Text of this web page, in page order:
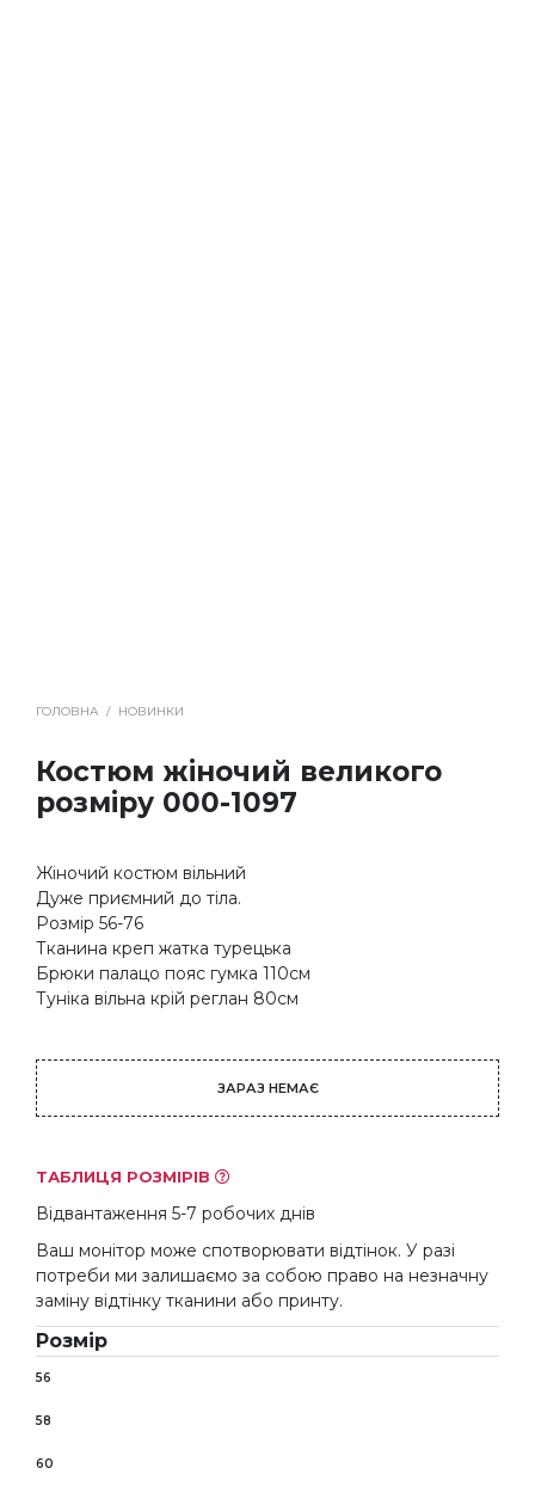
ГОЛОВНА / НОВИНКИ
Костюм жіночий великого
розміру 000-1097
Жіночий костюм вільний
Дуже приємний до тіла.
Розмір 56-76
Тканина креп жатка турецька
Брюки палацо пояс гумка 110см
Туніка вільна крій реглан 80см
ЗАРАЗ НЕМАЄ
ТАБЛИЦЯ РОЗМІРІВ
Відвантаження 5-7 робочих днів
Ваш монітор може спотворювати відтінок. У разі
потреби ми залишаємо за собою право на незначну
заміну відтінку тканини або принту.
Розмір
56
58
60